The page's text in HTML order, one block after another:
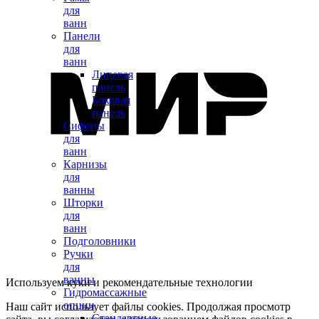
для
ванн
Панели
для
ванн
Лицевая
панель
Боковая
панель
Сифоны
для
ванн
Карнизы
для
ванны
Шторки
для
ванн
Подголовники
Ручки
для
ванны
Гидромассажные
опции
Используем куки и рекомендательные технологии
Наш сайт использует файлы cookies. Продолжая просмотр